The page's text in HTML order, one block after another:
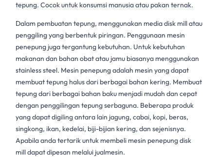
tepung. Cocok untuk konsumsi manusia atau pakan ternak.
Dalam pembuatan tepung, menggunakan media disk millatau
penggiling yang berbentuk piringan. Penggunaan mesin
penepung juga tergantung kebutuhan. Untuk kebutuhan
makanan dan bahan obat atau jamu biasanya menggunakan
stainless steel. Mesin penepungadalah mesin yang dapat
membuat tepung halus dari berbagai bahan kering. Membuat
tepung dari berbagai bahan baku menjadi mudah dan cepat
dengan penggilingan tepung serbaguna. Beberapa produk
yang dapat digiling antara lain jagung, cabai, kopi, beras,
singkong, ikan, kedelai, biji-bijian kering, dan sejenisnya.
Apabila anda tertarik untuk membeli mesin penepung disk
mill dapat dipesan melalui jualmesin.